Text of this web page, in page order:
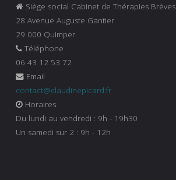
Siège social Cabinet de Thérapies Brèves
28 Avenue Auguste Gantier
29 000 Quimper
Téléphone
06 43 12 53 72
Email
contact@claudinepicard.fr
Horaires
Du lundi au vendredi : 9h - 19h30
Un samedi sur 2 : 9h - 12h